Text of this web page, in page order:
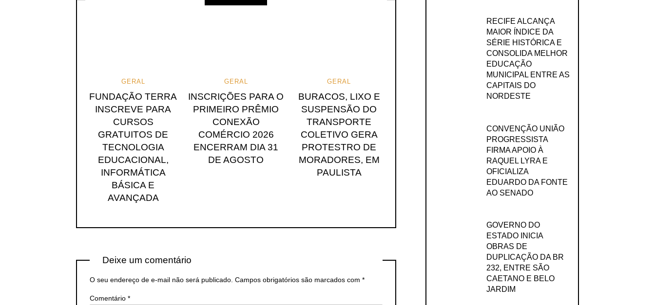
GERAL
FUNDAÇÃO TERRA
INSCREVE PARA
CURSOS
GRATUITOS DE
TECNOLOGIA
EDUCACIONAL,
INFORMÁTICA
BÁSICA E
AVANÇADA
GERAL
INSCRIÇÕES PARA O
PRIMEIRO PRÊMIO
CONEXÃO
COMÉRCIO 2026
ENCERRAM DIA 31
DE AGOSTO
GERAL
BURACOS, LIXO E
SUSPENSÃO DO
TRANSPORTE
COLETIVO GERA
PROTESTRO DE
MORADORES, EM
PAULISTA
Deixe um comentário
O seu endereço de e-mail não será publicado. Campos obrigatórios são marcados com *
Comentário *
RECIFE ALCANÇA
MAIOR ÍNDICE DA
SÉRIE HISTÓRICA E
CONSOLIDA MELHOR
EDUCAÇÃO
MUNICIPAL ENTRE AS
CAPITAIS DO
NORDESTE
CONVENÇÃO UNIÃO
PROGRESSISTA
FIRMA APOIO À
RAQUEL LYRA E
OFICIALIZA
EDUARDO DA FONTE
AO SENADO
GOVERNO DO
ESTADO INICIA
OBRAS DE
DUPLICAÇÃO DA BR
232, ENTRE SÃO
CAETANO E BELO
JARDIM